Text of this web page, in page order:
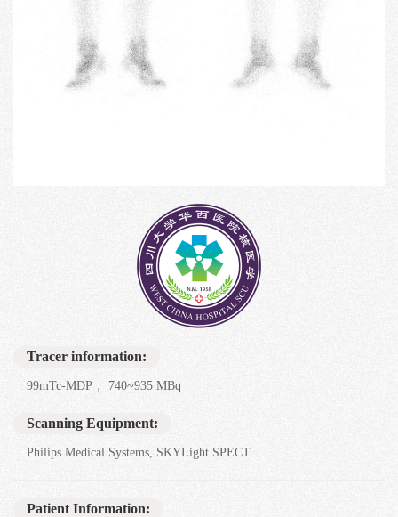
Tracer information:
99mTc-MDP， 740~935 MBq
Scanning Equipment:
Philips Medical Systems, SKYLight SPECT
Patient Information: